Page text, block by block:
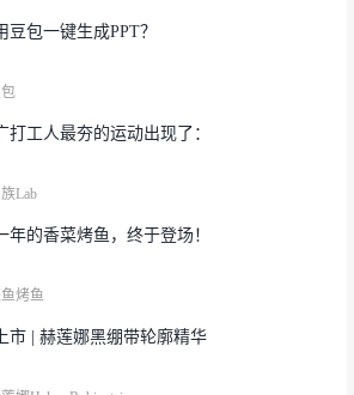
豆包一键生成PPT？
打工人最夯的运动出现了：
Lab
年的香菜烤鱼，终于登场！
烤鱼
市 | 赫莲娜黑绷带轮廓精华